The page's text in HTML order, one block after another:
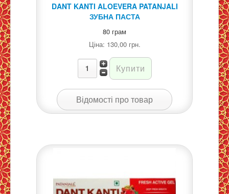
DANT KANTI ALOEVERA PATANJALI
ЗУБНА ПАСТА
80 грам
Ціна: 130,00 грн.
Відомості про товар